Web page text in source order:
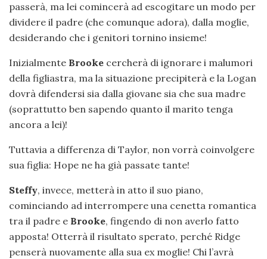
passerà, ma lei comincerà ad escogitare un modo per
dividere il padre (che comunque adora), dalla moglie,
desiderando che i genitori tornino insieme!
Inizialmente Brooke cercherà di ignorare i malumori
della figliastra, ma la situazione precipiterà e la Logan
dovrà difendersi sia dalla giovane sia che sua madre
(soprattutto ben sapendo quanto il marito tenga
ancora a lei)!
Tuttavia a differenza di Taylor, non vorrà coinvolgere
sua figlia: Hope ne ha già passate tante!
Steffy, invece, metterà in atto il suo piano,
cominciando ad interrompere una cenetta romantica
tra il padre e Brooke, fingendo di non averlo fatto
apposta! Otterrà il risultato sperato, perché Ridge
penserà nuovamente alla sua ex moglie! Chi l’avrà